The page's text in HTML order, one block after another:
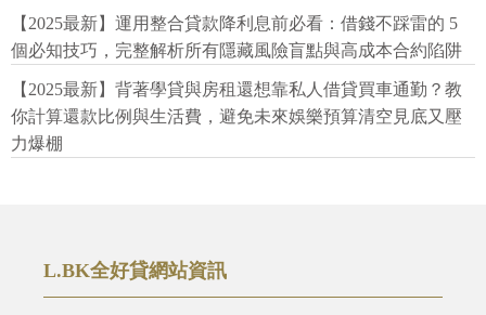
【2025最新】運用整合貸款降利息前必看：借錢不踩雷的 5
個必知技巧，完整解析所有隱藏風險盲點與高成本合約陷阱
【2025最新】背著學貸與房租還想靠私人借貸買車通勤？教
你計算還款比例與生活費，避免未來娛樂預算清空見底又壓
力爆棚
L.BK全好貸網站資訊